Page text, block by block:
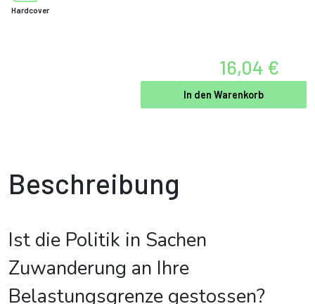
Hardcover
16,04 €
In den Warenkorb
Beschreibung
Ist die Politik in Sachen
Zuwanderung an Ihre
Belastungsgrenze gestossen?